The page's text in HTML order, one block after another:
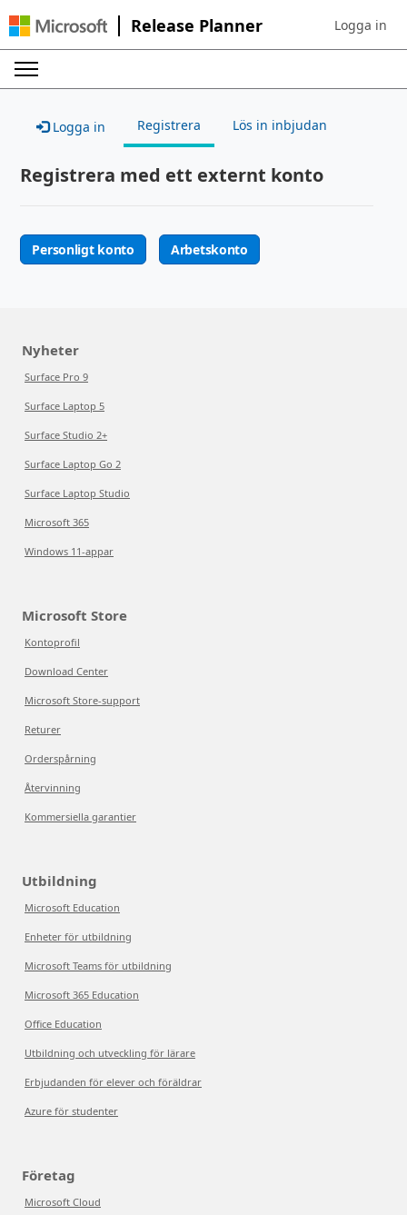
Release Planner Sign in to
Logga in
Logga in Registrera Lös in inbjudan
Registrera med ett externt konto
Personligt konto Arbetskonto
Nyheter
Surface Pro 9
Surface Laptop 5
Surface Studio 2+
Surface Laptop Go 2
Surface Laptop Studio
Microsoft 365
Windows 11-appar
Microsoft Store
Kontoprofil
Download Center
Microsoft Store-support
Returer
Orderspårning
Återvinning
Kommersiella garantier
Utbildning
Microsoft Education
Enheter för utbildning
Microsoft Teams för utbildning
Microsoft 365 Education
Office Education
Utbildning och utveckling för lärare
Erbjudanden för elever och föräldrar
Azure för studenter
Företag
Microsoft Cloud